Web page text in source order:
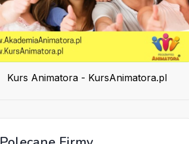
Kurs Animatora - KursAnimatora.pl